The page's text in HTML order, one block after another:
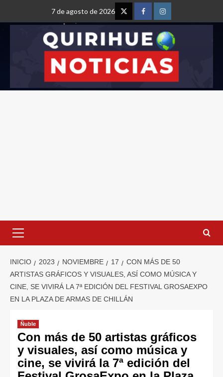
7 de agosto de 2026
INICIO 2023 NOVIEMBRE 17
CON MÁS DE 50
ARTISTAS GRÁFICOS Y VISUALES, ASÍ COMO MÚSICA Y
CINE, SE VIVIRÁ LA 7ª EDICIÓN DEL FESTIVAL GROSAEXPO
EN LA PLAZA DE ARMAS DE CHILLÁN
Ñuble
Con más de 50 artistas gráficos
y visuales, así como música y
cine, se vivirá la 7ª edición del